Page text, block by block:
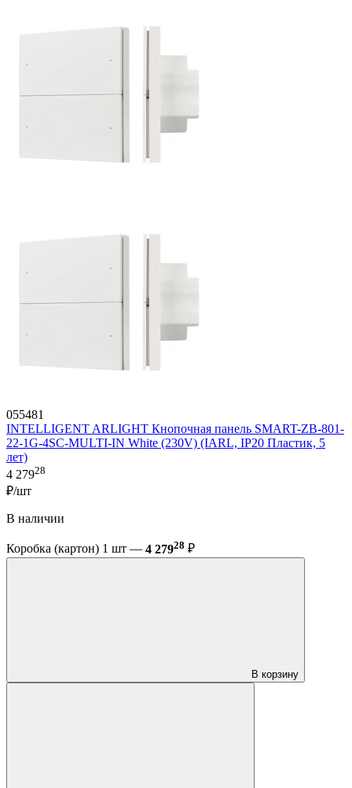
055481
INTELLIGENT ARLIGHT Кнопочная панель SMART-ZB-801-
22-1G-4SC-MULTI-IN White (230V) (IARL, IP20 Пластик, 5
лет)
4 27928
₽/шт
В наличии
Коробка (картон) 1 шт — 4 27928 ₽
В корзину